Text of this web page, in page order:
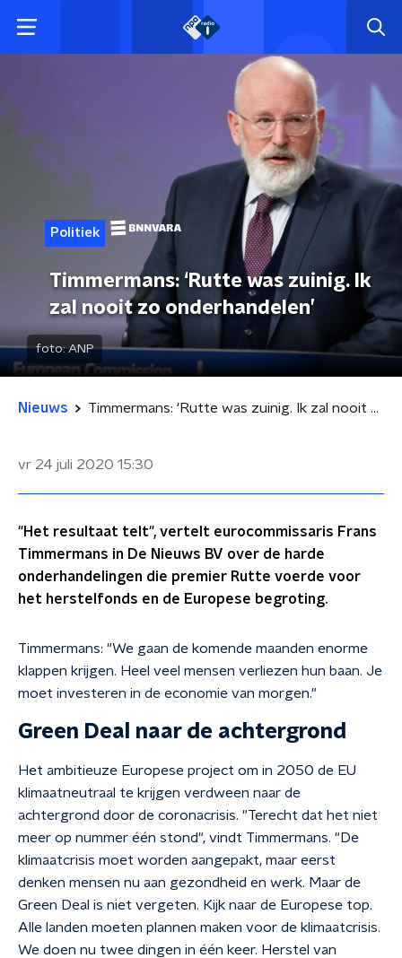
Politiek
Timmermans: ‘Rutte was zuinig. Ik
zal nooit zo onderhandelen’
foto:ANP
Nieuws Timmermans: ‘Rutte was zuinig. Ik zal nooit zo onderhandelen’
vr 24 juli 2020 15:30
"Het resultaat telt", vertelt eurocommissaris Frans
Timmermans in De Nieuws BV over de harde
onderhandelingen die premier Rutte voerde voor
het herstelfonds en de Europese begroting.
Timmermans: "We gaan de komende maanden enorme
klappen krijgen. Heel veel mensen verliezen hun baan. Je
moet investeren in de economie van morgen."
Green Deal naar de achtergrond
Het ambitieuze Europese project om in 2050 de EU
klimaatneutraal te krijgen verdween naar de
achtergrond door de coronacrisis. "Terecht dat het niet
meer op nummer één stond", vindt Timmermans. "De
klimaatcrisis moet worden aangepakt, maar eerst
denken mensen nu aan gezondheid en werk. Maar de
Green Deal is niet vergeten. Kijk naar de Europese top.
Alle landen moeten plannen maken voor de klimaatcrisis.
We doen nu twee dingen in één keer. Herstel van